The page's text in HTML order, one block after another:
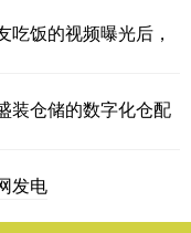
饭的视频曝光后，
装仓储的数字化仓配
发电